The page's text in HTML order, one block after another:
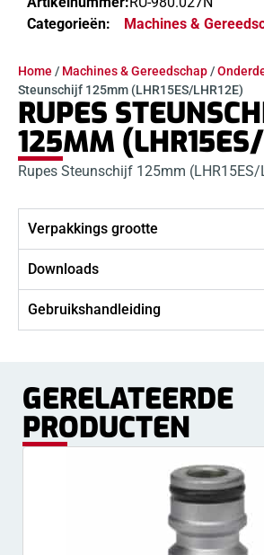
Home / Machines & Gereedschap /
Steunschijf 125mm (LHR15ES/LHR12E)
RUPES
125MM
Rupes Steunschijf 125mm (LHR15ES/
Verpakkings grootte
Downloads
Gebruikshandleiding
Categorieën:
Machines &
GERELATEERDE
PRODUCTEN